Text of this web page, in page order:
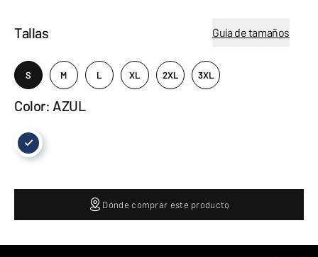
Tallas Guía de tamaños
S M L XL 2XL 3XL
Color: AZUL
Dónde comprar este producto